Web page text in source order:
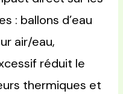
: ballons d’eau
air/eau,
réduit le
thermiques et